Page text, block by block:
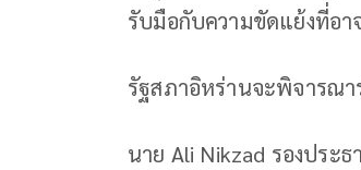
รับมือกับความขัดแย้งที่อา
รัฐสภาอิหร่านจะพิจารณา
นาย Ali Nikzad รองประ